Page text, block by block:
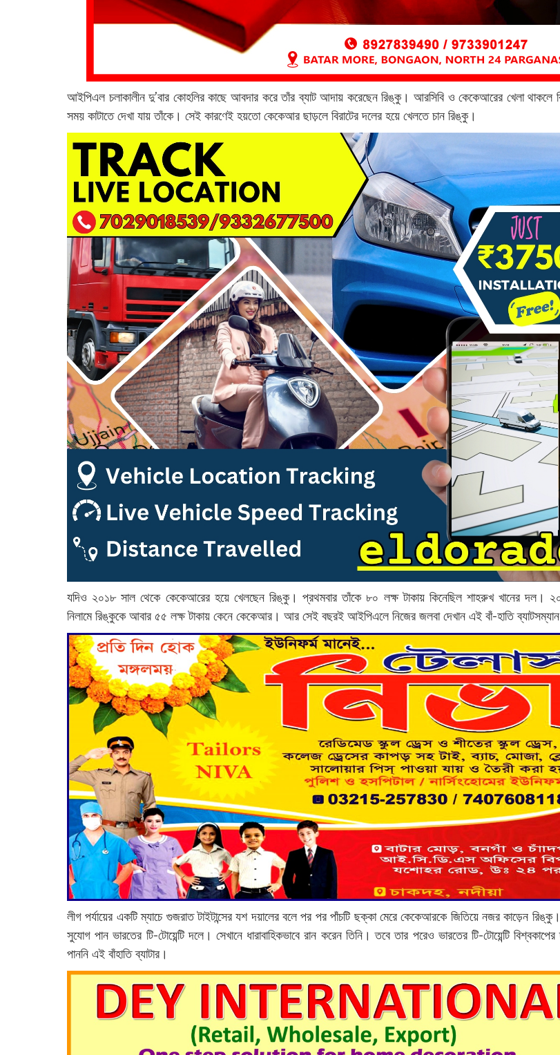
আইপিএল চলাকালীন দু’বার কোহলির কাছে আবদার করে তাঁর ব্যাট আদায় করেছেন রিঙ্কু। আরসিবি ও কেকেআরের খেলা থাকলে
সময় কাটাতে দেখা যায় তাঁকে। সেই কারণেই হয়তো কেকেআর ছাড়লে বিরাটের দলের হয়ে খেলতে চান রিঙ্কু।
যদিও ২০১৮ সাল থেকে কেকেআরের হয়ে খেলছেন রিঙ্কু। প্রথমবার তাঁকে ৮০ লক্ষ টাকায় কিনেছিল শাহরুখ খানের দল।
নিলামে রিঙ্কুকে আবার ৫৫ লক্ষ টাকায় কেনে কেকেআর। আর সেই বছরই আইপিএলে নিজের জলবা দেখান এই বাঁ-হাতি
লীগ পর্যায়ের একটি ম্যাচে গুজরাত টাইটান্সের যশ দয়ালের বলে পর পর পাঁচটি ছক্কা মেরে কেকেআরকে জিতিয়ে নজর কাড়েন
সুযোগ পান ভারতের টি-টোয়েন্টি দলে। সেখানে ধারাবাহিকভাবে রান করেন তিনি। তবে তার পরেও ভারতের টি-টোয়েন্টি
পাননি এই বাঁহাতি ব্যাটার।